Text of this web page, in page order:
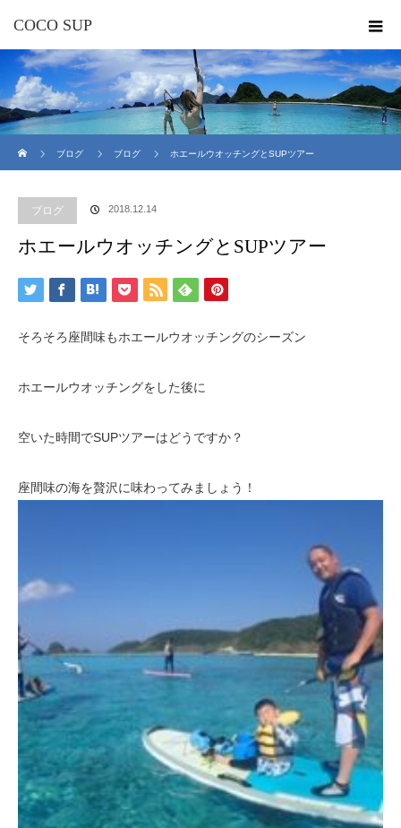
COCO SUP
ブログ
ブログ ホエールウオッチングとSUPツアー
ブログ 2018.12.14
ホエールウオッチングとSUPツアー
そろそろ座間味もホエールウオッチングのシーズン
ホエールウオッチングをした後に
空いた時間でSUPツアーはどうですか？
座間味の海を贅沢に味わってみましょう！